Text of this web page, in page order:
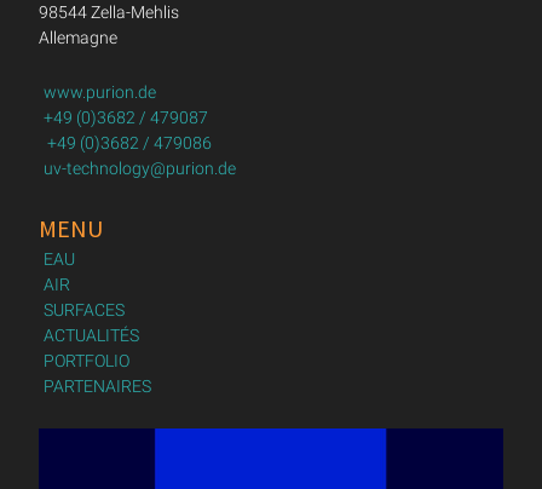
98544 Zella-Mehlis
Allemagne
www.purion.de
+49 (0)3682 / 479087
+49 (0)3682 / 479086
uv-technology@purion.de
MENU
EAU
AIR
SURFACES
ACTUALITÉS
PORTFOLIO
PARTENAIRES